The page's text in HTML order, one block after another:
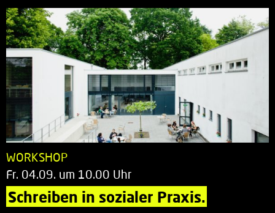
WORKSHOP
Fr. 04.09. um 10.00 Uhr
Schreiben in sozialer Praxis.